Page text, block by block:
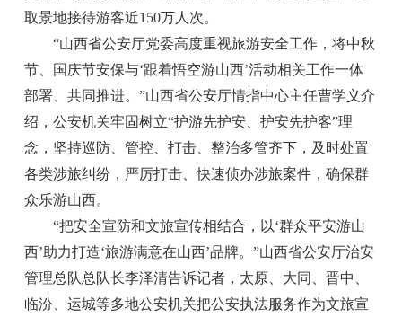
取景地接待游客近150万人次。
“山西省公安厅党委高度重视旅游安全工作，将中秋
节、国庆节安保与‘跟着悟空游山西’活动相关工作一体
部署、共同推进。”山西省公安厅情指中心主任曹学义介
绍，公安机关牢固树立“护游先护安、护安先护客”理
念，坚持巡防、管控、打击、整治多管齐下，及时处置
各类涉旅纠纷，严厉打击、快速侦办涉旅案件，确保群
众乐游山西。
“把安全宣防和文旅宣传相结合，以‘群众平安游山
西’助力打造‘旅游满意在山西’品牌。”山西省公安厅治安
管理总队总队长李泽清告诉记者，太原、大同、晋中、
临汾、运城等多地公安机关把公安执法服务作为文旅宣